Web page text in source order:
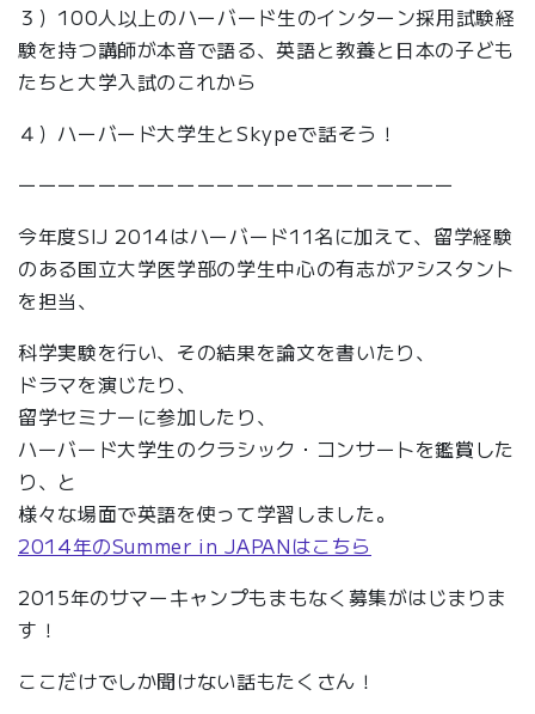
３）100人以上のハーバード生のインターン採用試験経
験を持つ講師が本音で語る、英語と教養と日本の子ども
たちと大学入試のこれから
４）ハーバード大学生とSkypeで話そう！
ーーーーーーーーーーーーーーーーーーーーーー
今年度SIJ 2014はハーバード11名に加えて、留学経験
のある国立大学医学部の学生中心の有志がアシスタント
を担当、
科学実験を行い、その結果を論文を書いたり、
ドラマを演じたり、
留学セミナーに参加したり、
ハーバード大学生のクラシック・コンサートを鑑賞した
り、と
様々な場面で英語を使って学習しました。
2014年のSummer in JAPANはこちら
2015年のサマーキャンプもまもなく募集がはじまりま
す！
ここだけでしか聞けない話もたくさん！